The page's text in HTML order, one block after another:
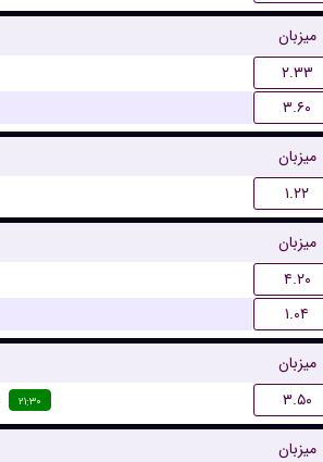
میزبان
۲.۳۳
۳.۶۰
میزبان
۱.۲۲
میزبان
۴.۲۰
۱.۰۴
میزبان
۲۱:۳۰ ۳.۵۰
میزبان